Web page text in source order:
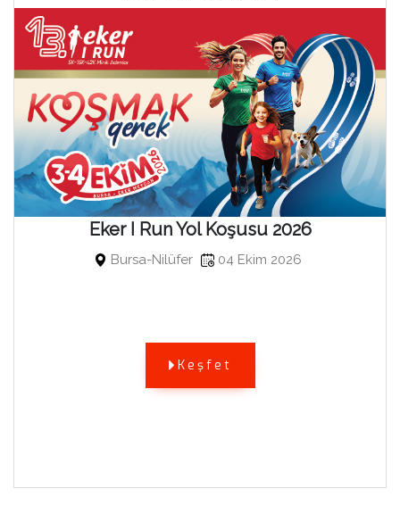
Eker I Run Yol Koşusu 2026
Bursa-Nilüfer 04 Ekim 2026
Keşfet